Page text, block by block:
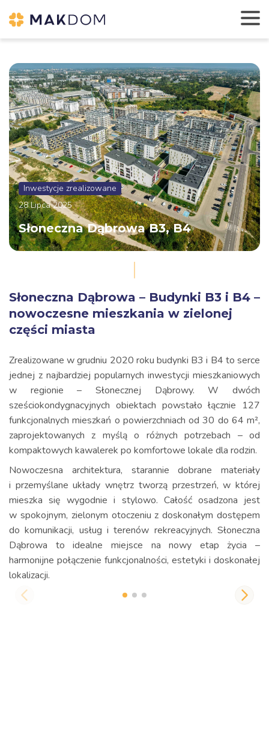
Inwestycje zrealizowane
28 Lipca 2025
Słoneczna Dąbrowa B3, B4
Słoneczna Dąbrowa – Budynki B3 i B4 –
nowoczesne mieszkania w zielonej
części miasta
Zrealizowane w grudniu 2020 roku budynki B3 i B4 to serce
jednej z najbardziej popularnych inwestycji mieszkaniowych
w regionie – Słonecznej Dąbrowy. W dwóch
sześciokondygnacyjnych obiektach powstało łącznie 127
funkcjonalnych mieszkań o powierzchniach od 30 do 64 m²,
zaprojektowanych z myślą o różnych potrzebach – od
kompaktowych kawalerek po komfortowe lokale dla rodzin.
Nowoczesna architektura, starannie dobrane materiały
i przemyślane układy wnętrz tworzą przestrzeń, w której
mieszka się wygodnie i stylowo. Całość osadzona jest
w spokojnym, zielonym otoczeniu z doskonałym dostępem
do komunikacji, usług i terenów rekreacyjnych. Słoneczna
Dąbrowa to idealne miejsce na nowy etap życia –
harmonijne połączenie funkcjonalności, estetyki i doskonałej
lokalizacji.